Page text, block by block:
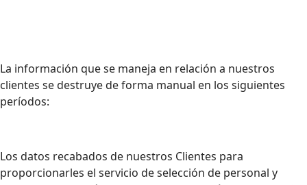
La información que se maneja en relación a nuestros
clientes se destruye de forma manual en los siguientes
períodos:
Los datos recabados de nuestros Clientes para
proporcionarles el servicio de selección de personal y